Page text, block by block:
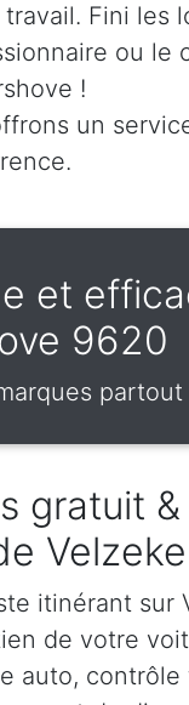
Fini les
ou le
!
un
et
9620
gratuit
itinérant sur
de votre
auto,